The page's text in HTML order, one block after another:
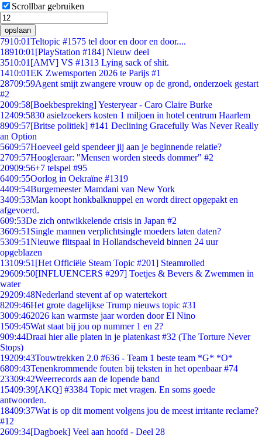
Scrollbar gebruiken
opslaan
7910:01Teltopic #1575 tel door en door en door....
18910:01 [PlayStation #184] Nieuw deel
3510:01 [AMV] VS #1313 Lying sack of shit.
1410:01EK Zwemsporten 2026 te Parijs #1
28709:59Agent smijt zwangere vrouw op de grond, onderzoek gestart
#2
2009:58[Boekbespreking] Yesteryear - Caro Claire Burke
12409:5830 asielzoekers kosten 1 miljoen in hotel centrum Haarlem
8909:57[Britse politiek] #141 Declining Gracefully Was Never Really
an Option
5609:57Hoeveel geld spendeer jij aan je beginnende relatie?
2709:57Hoogleraar: "Mensen worden steeds dommer" #2
20909:56+7 telspel #95
6409:55Oorlog in Oekraïne #1319
4409:54Burgemeester Mamdani van New York
3409:53Man koopt honkbalknuppel en wordt direct opgepakt en
afgevoerd.
609:53De zich ontwikkelende crisis in Japan #2
3609:51 Single mannen verplichtsingle moeders laten daten?
5309:51Nieuwe flitspaal in Hollandscheveld binnen 24 uur
opgeblazen
13109:51 [Het Officiële Steam Topic #201] Steamrolled
29609:50[INFLUENCERS #297] Toetjes & Bevers & Zwemmen in
water
29209:48Nederland stevent af op watertekort
8209:46Het grote dagelijkse Trump nieuws topic #31
3009:462026 kan warmste jaar worden door El Nino
1509:45Wat staat bij jou op nummer 1 en 2?
909:44Draai hier alle platen in je platenkast #32 (The Torture Never
Stops)
19209:43Touwtrekken 2.0 #636 - Team 1 beste team *G* *O*
6809:43Tenenkrommende fouten bij teksten in het openbaar #74
23309:42Weerrecords aan de lopende band
15409:39[AKQ] #3384 Topic met vragen. En soms goede
antwoorden.
18409:37Wat is op dit moment volgens jou de meest irritante reclame?
#12
2609:34[Dagboek] Veel aan hoofd - Deel 28